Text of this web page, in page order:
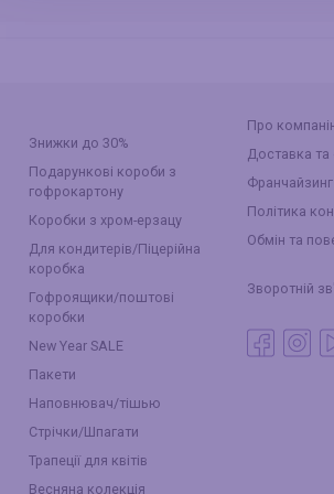
Знижки до 30%
Подарункові короби з
гофрокартону
Коробки з хром-ерзацу
Для кондитерів/Піцерійна
коробка
Гофроящики/поштові
коробки
New Year SALE
Пакети
Наповнювач/тішью
Стрічки/Шпагати
Трапеції для квітів
Весняна колекція
Про
Доставка та
Франчайзинг
Політика
Обмін та
Зворотній